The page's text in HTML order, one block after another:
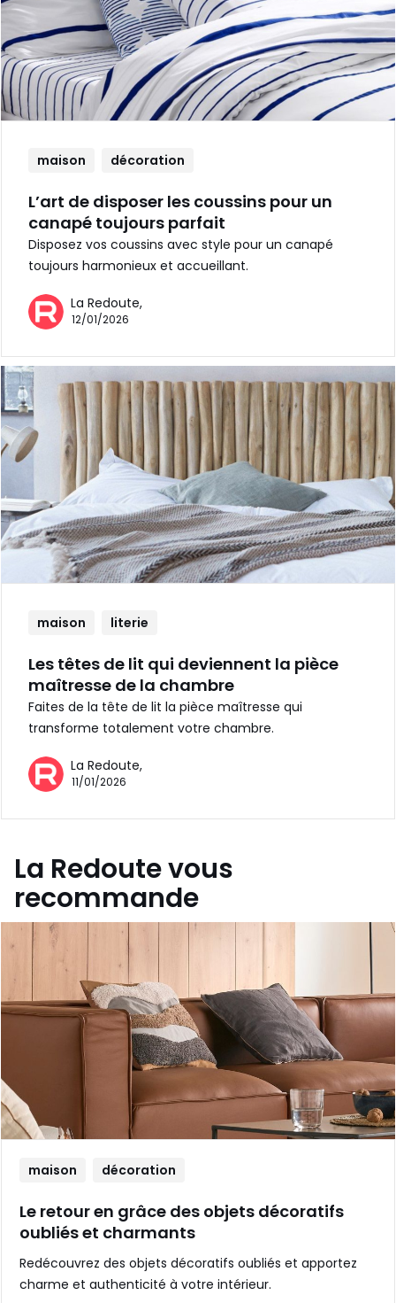
maison décoration
L’art de disposer les coussins pour un
canapé toujours parfait
Disposez vos coussins avec style pour un canapé
toujours harmonieux et accueillant.
La Redoute,
12/01/2026
maison literie
Les têtes de lit qui deviennent la pièce
maîtresse de la chambre
Faites de la tête de lit la pièce maîtresse qui
transforme totalement votre chambre.
La Redoute,
11/01/2026
La Redoute vous
recommande
maison décoration
Le retour en grâce des objets décoratifs
oubliés et charmants
Redécouvrez des objets décoratifs oubliés et apportez
charme et authenticité à votre intérieur.